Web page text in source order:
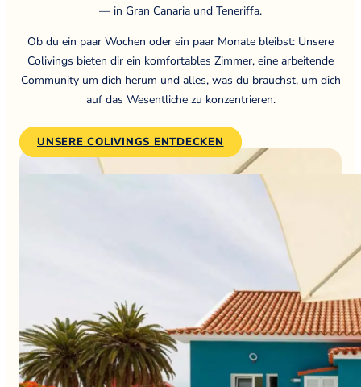
— in Gran Canaria und Teneriffa.
Ob du ein paar Wochen oder ein paar Monate bleibst: Unsere
Colivings bieten dir ein komfortables Zimmer, eine arbeitende
Community um dich herum und alles, was du brauchst, um dich
auf das Wesentliche zu konzentrieren.
UNSERE COLIVINGS ENTDECKEN